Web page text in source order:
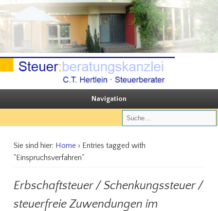
Steuerberatungskanzlei C.T. Hertlein
Sie steuern, wir beraten
Navigation
Sie sind hier: Home› Entries tagged with
"Einspruchsverfahren"
Erbschaftsteuer / Schenkungssteuer /
steuerfreie Zuwendungen im